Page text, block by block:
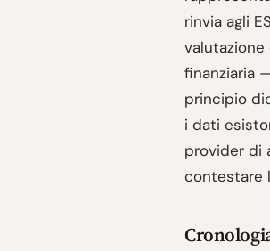
rinvia agli
finanziaria
principio
i dati
provider di
contestare